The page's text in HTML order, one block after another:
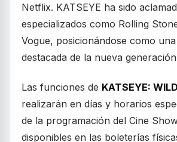
Netflix. KATSEYE ha sido
especializados como Rolling
Vogue, posicionándose como
destacada de la nueva
Las funciones de KATSEYE:
realizarán en días y horarios
de la programación del Cine
disponibles en las boleterías